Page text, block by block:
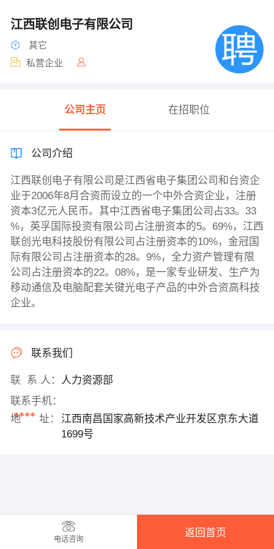
江西联创电子有限公司
其它
私营企业
公司主页 在招职位
公司介绍
江西联创电子有限公司是江西省电子集团公司和台资企
业于2006年8月合资而设立的一个中外合资企业，注册
资本3亿元人民币。其中江西省电子集团公司占33。33
%，英孚国际投资有限公司占注册资本的5。69%，江西
联创光电科技股份有限公司占注册资本的10%，金冠国
际有限公司占注册资本的28。9%，全力资产管理有限
公司占注册资本的22。08%，是一家专业研发、生产为
移动通信及电脑配套关键光电子产品的中外合资高科技
企业。
联系我们
联 系 人： 人力资源部
联系手机：
****
地 址：
江西南昌国家高新技术产业开发区京东大道
1699号
电话咨询
返回首页